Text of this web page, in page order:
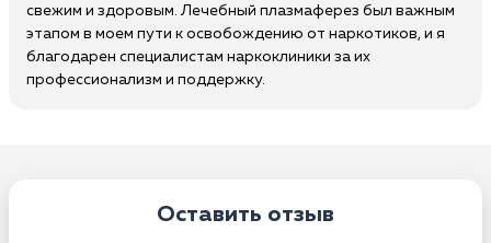
свежим и здоровым. Лечебный плазмаферез был важным
этапом в моем пути к освобождению от наркотиков, и я
благодарен специалистам наркоклиники за их
профессионализм и поддержку.
Оставить отзыв